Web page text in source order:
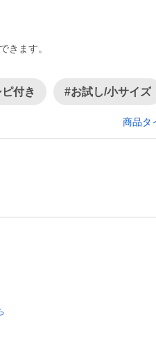
きます。
付き #お試し/小サイズ
商品タ